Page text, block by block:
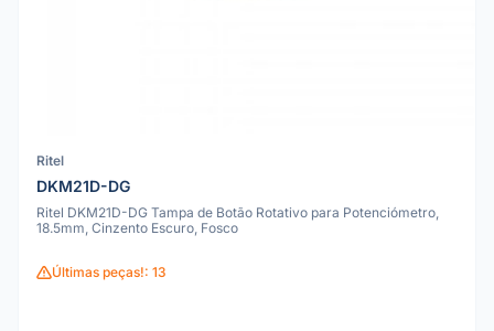
Ritel
DKM21D-DG
Ritel DKM21D-DG Tampa de Botão Rotativo para Potenciómetro,
18.5mm, Cinzento Escuro, Fosco
Últimas peças!: 13